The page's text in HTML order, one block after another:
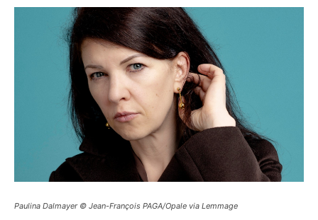
Paulina Dalmayer © Jean-François PAGA/Opale via Lemmage